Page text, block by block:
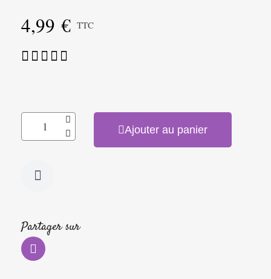
4,99 € TTC
    
Ajouter au panier
Partager sur